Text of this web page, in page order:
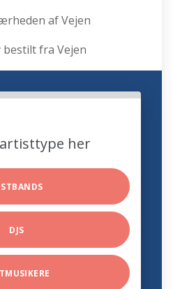
af Vejen
bestilt fra Vejen
her
DJS